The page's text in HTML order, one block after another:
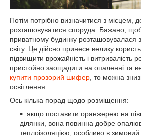
Потім потрібно визначитися з місцем,
розташовуватися споруда. Бажано,
приватному будинку розташовувалася
світу. Це дійсно принесе велику
підвищити врожайність і витривалість
пристойно заощадити на опаленні та
купити прозорий шифер, то можна
освітлення.
Ось кілька порад щодо розміщення:
якщо поставити оранжерею на
ділянки, вона повинна добре
теплоізоляцією, особливо в зимовий